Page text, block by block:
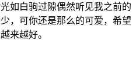
如白驹过隙偶然听见我之前的
，可你还是那么的可爱，希望
来越好。